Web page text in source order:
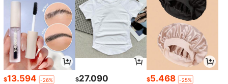
$13.594 -26% $27.090 $5.468 -25%